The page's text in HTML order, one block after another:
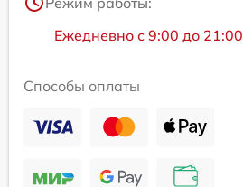
Ежедневно с 9:00 до 21:00
Способы оплаты